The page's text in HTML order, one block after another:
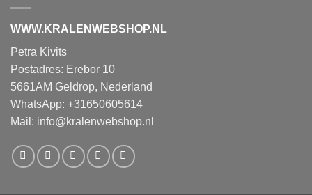
WWW.KRALENWEBSHOP.NL
Petra Kivits
Postadres: Erebor 10
5661AM Geldrop, Nederland
WhatsApp: +31650605614
Mail: info@kralenwebshop.nl